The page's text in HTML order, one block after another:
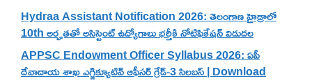
Hydraa Assistant Notification 2026: తెలంగాణ హైడ్రాలో
10th అర్హతతో అసిస్టెంట్ ఉద్యోగాలు భర్తీకి నోటిఫికేషన్ విడుదల
APPSC Endowment Officer Syllabus 2026: ఏపీ
దేవాదాయ శాఖ ఎగ్జిక్యూటివ్ ఆఫీసర్ గ్రేడ్-3 సిలబస్ | Download